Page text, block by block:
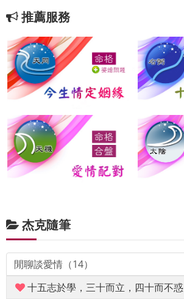
推薦服務
杰克隨筆
閒聊談愛情（14）
十五志於學，三十而立，四十而不惑